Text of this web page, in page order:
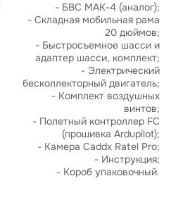
- БВС МАК-4 (аналог);
- Складная мобильная рама
20 дюймов;
- Быстросъемное шасси и
адаптер шасси, комплект;
- Электрический
бесколлекторный двигатель;
- Комплект воздушных
винтов;
- Полетный контроллер FC
(прошивка Ardupilot);
- Камера Caddx Ratel Pro;
- Инструкция;
- Короб упаковочный.